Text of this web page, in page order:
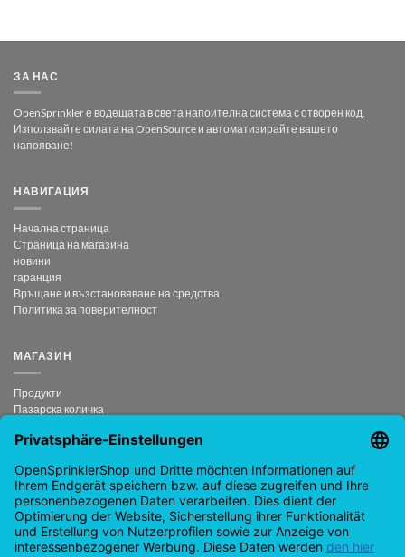
ЗА НАС
OpenSprinkler е водещата в света напоителна система с отворен код.
Използвайте силата на OpenSource и автоматизирайте вашето
напояване!
НАВИГАЦИЯ
Начална страница
Страница на магазина
новини
гаранция
Връщане и възстановяване на средства
Политика за поверителност
МАГАЗИН
Продукти
Пазарска количка
Моят акаунт
КОНТАКТ
support@opensprinklershop.de